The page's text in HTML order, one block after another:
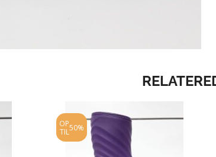
OP
TIL 50%